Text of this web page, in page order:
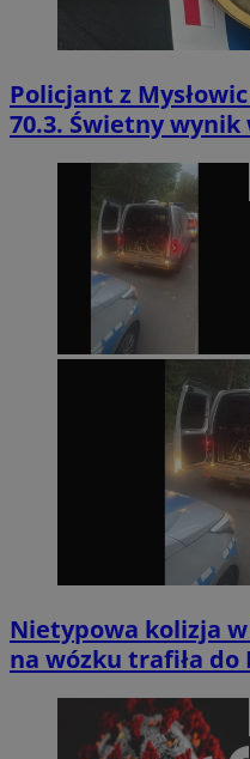
Policjant z
70.3. Świetny wynik
Nietypowa kolizja w
na wózku trafiła